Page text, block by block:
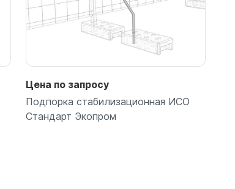
Цена по запросу
Подпорка стабилизационная ИСО
Стандарт Экопром